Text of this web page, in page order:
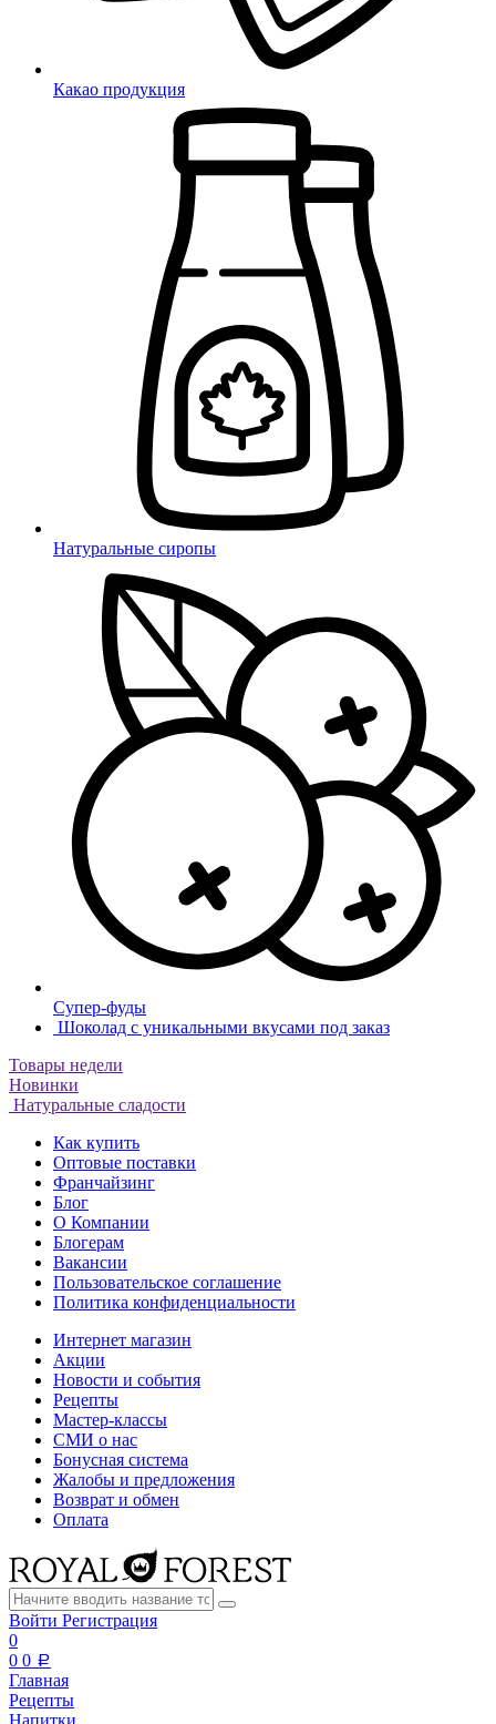
Какао продукция
Натуральные сиропы
Супер-фуды
Шоколад с уникальными вкусами под заказ
Товары недели
Новинки
Натуральные сладости
Как купить
Оптовые поставки
Франчайзинг
Блог
О Компании
Блогерам
Вакансии
Пользовательское соглашение
Политика конфиденциальности
Интернет магазин
Акции
Новости и события
Рецепты
Мастер-классы
СМИ о нас
Бонусная система
Жалобы и предложения
Возврат и обмен
Оплата
Войти Регистрация
0
0 0 a
Главная
Рецепты
Напитки